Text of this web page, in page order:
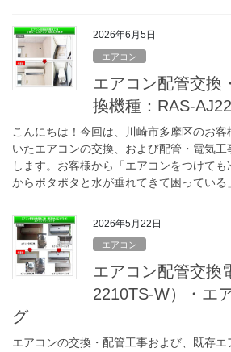
2026年6月5日
エアコン
エアコン配管交換
換機種：RAS-
こんにちは！今回は、川崎市多摩区のお
いたエアコンの交換、および配管・電気工
します。お客様から「エアコンをつけて
からポタポタと水が垂れてきて困ってい
2026年5月22日
エアコン
エアコン配管交換
2210TS-W）・エ
グ
エアコンの交換・配管工事および、既存